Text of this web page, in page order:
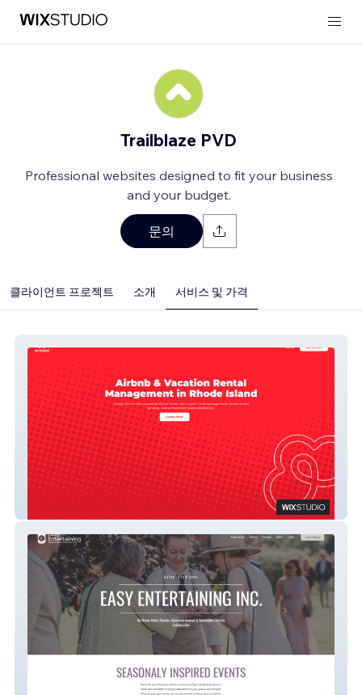
Trailblaze PVD
Professional websites designed to fit your business
and your budget.
문의
클라이언트 프로젝트 소개 서비스 및 가격
Air Hostd